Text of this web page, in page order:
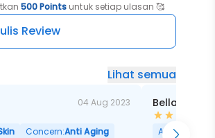
500 Points untuk setiap ulasan 🥰
Review
Lihat semua
04 Aug 2023
Concern:Anti Aging
Bella
Age:30